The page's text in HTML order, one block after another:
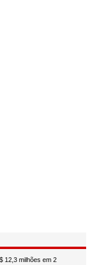
12,3 milhões em 2